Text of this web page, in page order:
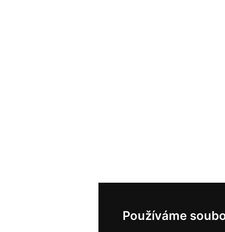
Používáme